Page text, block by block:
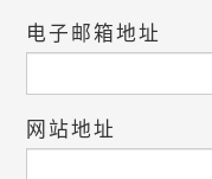
电子邮箱地址
网站地址